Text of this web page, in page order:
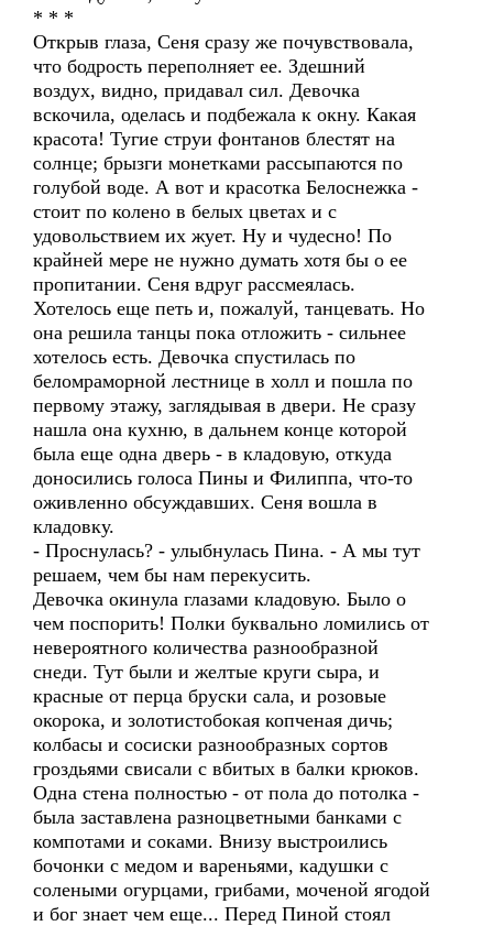
* * *
Открыв глаза, Сеня сразу же почувствовала,
что бодрость переполняет ее. Здешний
воздух, видно, придавал сил. Девочка
вскочила, оделась и подбежала к окну. Какая
красота! Тугие струи фонтанов блестят на
солнце; брызги монетками рассыпаются по
голубой воде. А вот и красотка Белоснежка -
стоит по колено в белых цветах и с
удовольствием их жует. Ну и чудесно! По
крайней мере не нужно думать хотя бы о ее
пропитании. Сеня вдруг рассмеялась.
Хотелось еще петь и, пожалуй, танцевать. Но
она решила танцы пока отложить - сильнее
хотелось есть. Девочка спустилась по
беломраморной лестнице в холл и пошла по
первому этажу, заглядывая в двери. Не сразу
нашла она кухню, в дальнем конце которой
была еще одна дверь - в кладовую, откуда
доносились голоса Пины и Филиппа, что-то
оживленно обсуждавших. Сеня вошла в
кладовку.
- Проснулась? - улыбнулась Пина. - А мы тут
решаем, чем бы нам перекусить.
Девочка окинула глазами кладовую. Было о
чем поспорить! Полки буквально ломились от
невероятного количества разнообразной
снеди. Тут были и желтые круги сыра, и
красные от перца бруски сала, и розовые
окорока, и золотистобокая копченая дичь;
колбасы и сосиски разнообразных сортов
гроздьями свисали с вбитых в балки крюков.
Одна стена полностью - от пола до потолка -
была заставлена разноцветными банками с
компотами и соками. Внизу выстроились
бочонки с медом и вареньями, кадушки с
солеными огурцами, грибами, моченой ягодой
и бог знает чем еще... Перед Пиной стоял